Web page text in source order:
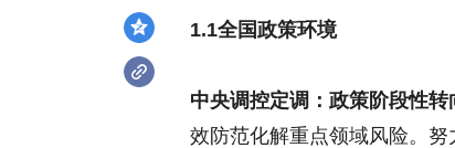
1.1全国政策环境
中央调控定调：政策阶段性转
效防范化解重点领域风险。